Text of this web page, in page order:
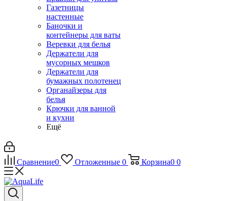
Газетницы
настенные
Баночки и
контейнеры для ваты
Веревки для белья
Держатели для
мусорных мешков
Держатели для
бумажных полотенец
Органайзеры для
белья
Крючки для ванной
и кухни
Ещё
Сравнение0 Отложенные 0 Корзина0 0